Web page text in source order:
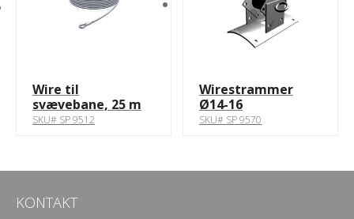
Wire til
svævebane, 25 m
SKU# SP 9512
Wirestrammer
Ø14-16
SKU# SP 9570
KONTAKT